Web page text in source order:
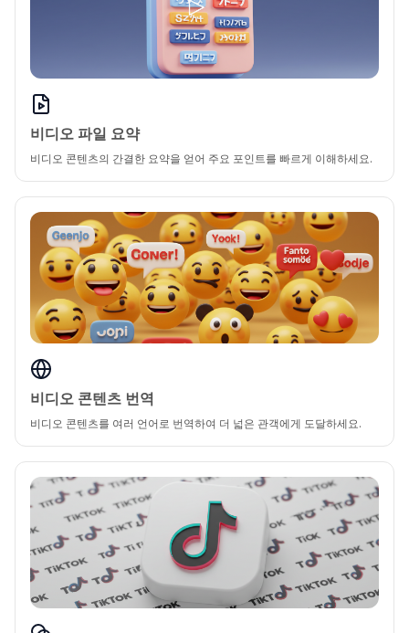
비디오 파일 요약
비디오 콘텐츠의 간결한 요약을 얻어 주요 포인트를 빠르게 이해하세요.
비디오 콘텐츠 번역
비디오 콘텐츠를 여러 언어로 번역하여 더 넓은 관객에게 도달하세요.